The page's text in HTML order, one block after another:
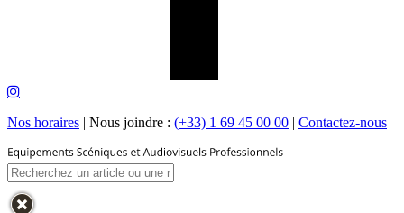
Nos horaires | Nous joindre : (+33) 1 69 45 00 00 | Contactez-nous